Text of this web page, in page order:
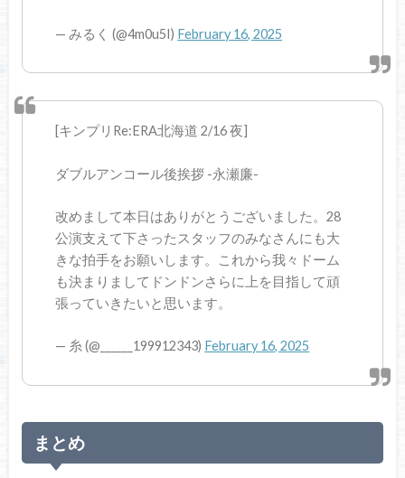
— みるく (@4m0u5I) February 16, 2025
[キンプリRe:ERA北海道 2/16 夜]
ダブルアンコール後挨拶 -永瀬廉-
改めまして本日はありがとうございました。28
公演支えて下さったスタッフのみなさんにも大
きな拍手をお願いします。これから我々ドーム
も決まりましてドンドンさらに上を目指して頑
張っていきたいと思います。
— 糸 (@______199912343) February 16, 2025
まとめ